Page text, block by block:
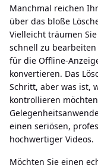
Manchmal reichen
über das bloße
Vielleicht träumen
schnell zu
für die Offline-
konvertieren. Das
Schritt, aber was ist,
kontrollieren
einen seriösen,
hochwertiger Videos.
Möchten Sie einen